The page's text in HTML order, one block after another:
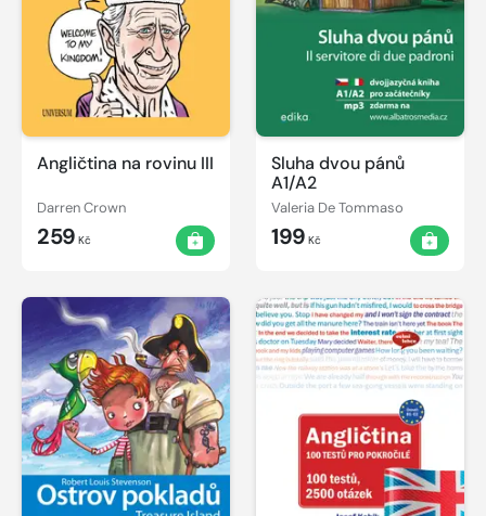
Angličtina na rovinu III
Darren Crown
259 Kč
Sluha dvou pánů
A1/A2
Valeria De Tommaso
199 Kč